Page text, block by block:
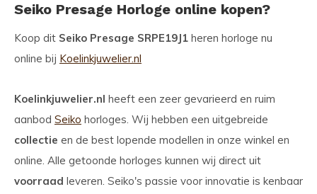
Seiko Presage Horloge online kopen?
Koop dit Seiko Presage SRPE19J1 heren horloge nu
online bij Koelinkjuwelier.nl
Koelinkjuwelier.nl heeft een zeer gevarieerd en ruim
aanbod Seiko horloges. Wij hebben een uitgebreide
collectie en de best lopende modellen in onze winkel en
online. Alle getoonde horloges kunnen wij direct uit
voorraad leveren. Seiko's passie voor innovatie is kenbaar